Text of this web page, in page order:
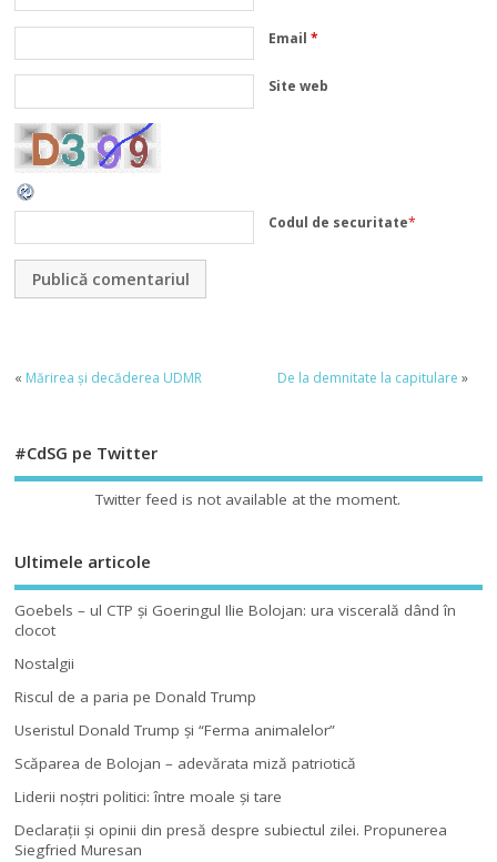
Email*
Site web
Codul de securitate*
« Mărirea și decăderea UDMR De la demnitate la capitulare »
#CdSG pe Twitter
Twitter feed is not available at the moment.
Ultimele articole
Goebels – ul CTP şi Goeringul Ilie Bolojan: ura viscerală dând în
clocot
Nostalgii
Riscul de a paria pe Donald Trump
Useristul Donald Trump şi “Ferma animalelor”
Scăparea de Bolojan – adevărata miză patriotică
Liderii noştri politici: între moale şi tare
Declaraţii şi opinii din presă despre subiectul zilei. Propunerea
Siegfried Muresan